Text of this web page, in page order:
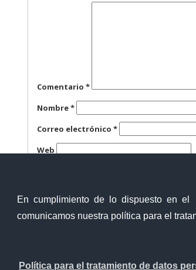
En cumplimiento de lo dispuesto en el
comunicamos nuestra política para el
Política para el tratamiento de datos
Comentario*
Nombre*
Correo electrónico*
Web